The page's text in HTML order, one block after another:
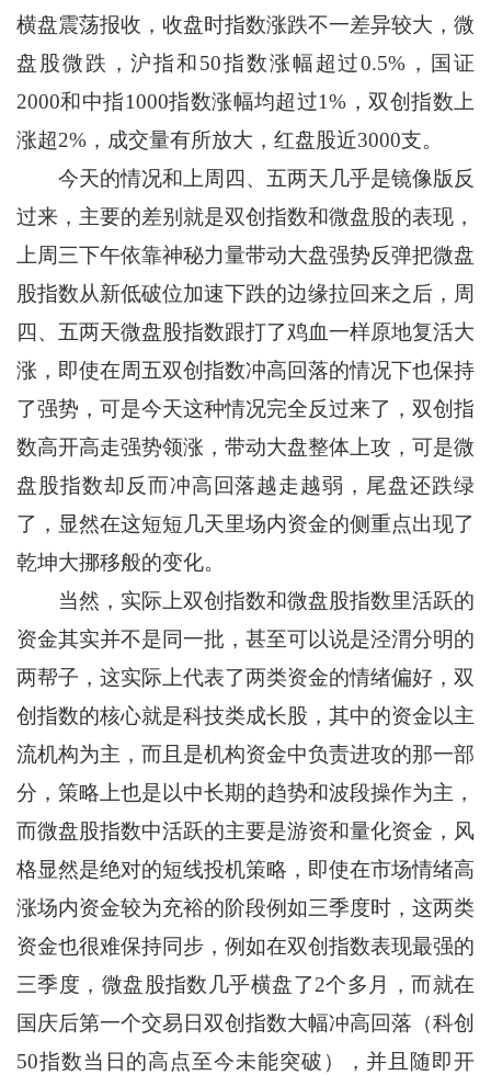
横盘震荡报收，收盘时指数涨跌不一差异较大，微
盘股微跌，沪指和50指数涨幅超过0.5%，国证
2000和中指1000指数涨幅均超过1%，双创指数上
涨超2%，成交量有所放大，红盘股近3000支。
今天的情况和上周四、五两天几乎是镜像版反
过来，主要的差别就是双创指数和微盘股的表现，
上周三下午依靠神秘力量带动大盘强势反弹把微盘
股指数从新低破位加速下跌的边缘拉回来之后，周
四、五两天微盘股指数跟打了鸡血一样原地复活大
涨，即使在周五双创指数冲高回落的情况下也保持
了强势，可是今天这种情况完全反过来了，双创指
数高开高走强势领涨，带动大盘整体上攻，可是微
盘股指数却反而冲高回落越走越弱，尾盘还跌绿
了，显然在这短短几天里场内资金的侧重点出现了
乾坤大挪移般的变化。
当然，实际上双创指数和微盘股指数里活跃的
资金其实并不是同一批，甚至可以说是泾渭分明的
两帮子，这实际上代表了两类资金的情绪偏好，双
创指数的核心就是科技类成长股，其中的资金以主
流机构为主，而且是机构资金中负责进攻的那一部
分，策略上也是以中长期的趋势和波段操作为主，
而微盘股指数中活跃的主要是游资和量化资金，风
格显然是绝对的短线投机策略，即使在市场情绪高
涨场内资金较为充裕的阶段例如三季度时，这两类
资金也很难保持同步，例如在双创指数表现最强的
三季度，微盘股指数几乎横盘了2个多月，而就在
国庆后第一个交易日双创指数大幅冲高回落（科创
50指数当日的高点至今未能突破），并且随即开